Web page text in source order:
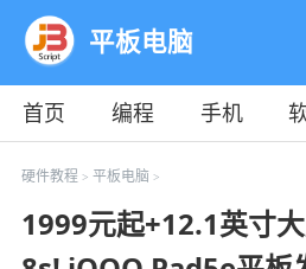
平板电脑
首页 编程 手机
教程
平面
硬件教程 > 平板电脑 >
1999元起+12.1英寸